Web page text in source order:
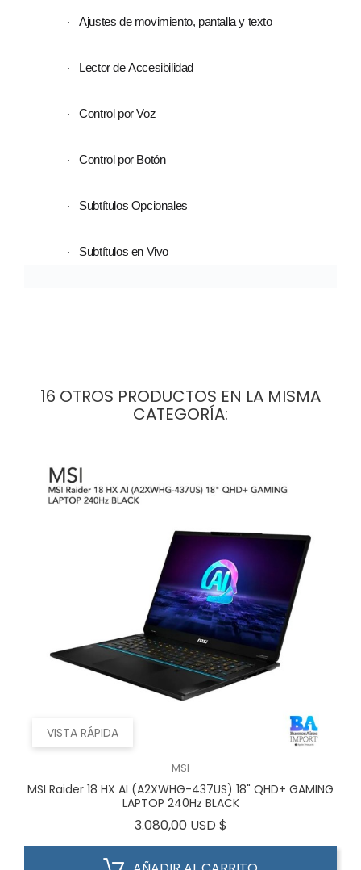
· Ajustes de movimiento, pantalla y texto
· Lector de Accesibilidad
· Control por Voz
· Control por Botón
· Subtítulos Opcionales
· Subtítulos en Vivo
16 OTROS PRODUCTOS EN LA MISMA
CATEGORÍA:
VISTA RÁPIDA
MSI
MSI Raider 18 HX AI (A2XWHG-437US) 18" QHD+ GAMING
LAPTOP 240Hz BLACK
3.080,00 USD $